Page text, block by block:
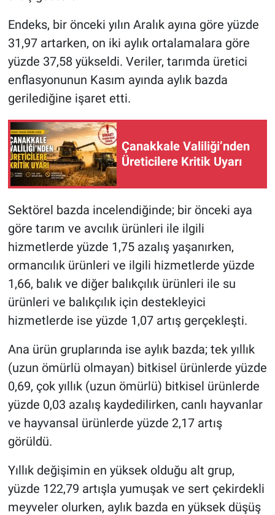
Endeks, bir önceki yılın Aralık ayına göre yüzde
31,97 artarken, on iki aylık ortalamalara göre
yüzde 37,58 yükseldi. Veriler, tarımda üretici
enflasyonunun Kasım ayında aylık bazda
gerilediğine işaret etti.
Çanakkale Valiliği’nden
Üreticilere Kritik Uyarı
Sektörel bazda incelendiğinde; bir önceki aya
göre tarım ve avcılık ürünleri ile ilgili
hizmetlerde yüzde 1,75 azalış yaşanırken,
ormancılık ürünleri ve ilgili hizmetlerde yüzde
1,66, balık ve diğer balıkçılık ürünleri ile su
ürünleri ve balıkçılık için destekleyici
hizmetlerde ise yüzde 1,07 artış gerçekleşti.
Ana ürün gruplarında ise aylık bazda; tek yıllık
(uzun ömürlü olmayan) bitkisel ürünlerde yüzde
0,69, çok yıllık (uzun ömürlü) bitkisel ürünlerde
yüzde 0,03 azalış kaydedilirken, canlı hayvanlar
ve hayvansal ürünlerde yüzde 2,17 artış
görüldü.
Yıllık değişimin en yüksek olduğu alt grup,
yüzde 122,79 artışla yumuşak ve sert çekirdekli
meyveler olurken, aylık bazda en yüksek düşüş